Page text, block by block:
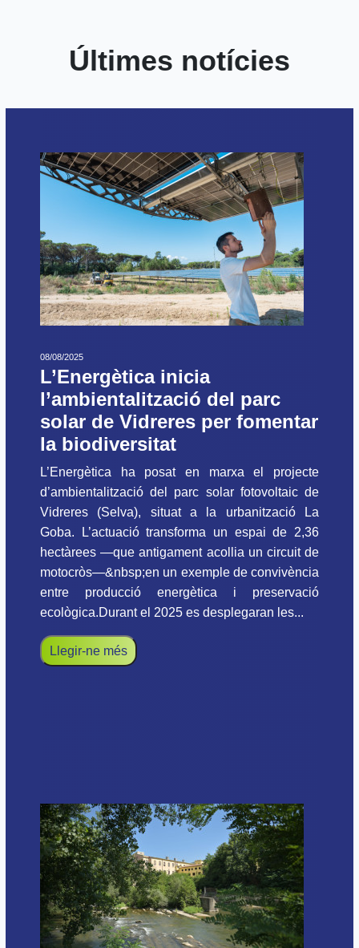
Últimes notícies
08/08/2025
L’Energètica inicia
l’ambientalització del parc
solar de Vidreres per fomentar
la biodiversitat
L’Energètica ha posat en marxa el projecte
d’ambientalització del parc solar fotovoltaic de
Vidreres (Selva), situat a la urbanització La
Goba. L’actuació transforma un espai de 2,36
hectàrees —que antigament acollia un circuit de
motocròs—&nbsp;en un exemple de convivència
entre producció energètica i preservació
ecològica.Durant el 2025 es desplegaran les...
Llegir-ne més